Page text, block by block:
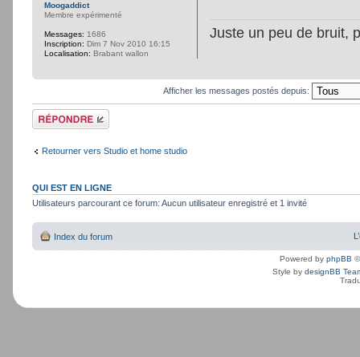
Juste un peu de bruit,
Moogaddict
Membre expérimenté
Messages: 1686
Inscription: Dim 7 Nov 2010 16:15
Localisation: Brabant wallon
Afficher les messages postés depuis:
Répondre
Retourner vers Studio et home studio
QUI EST EN LIGNE
Utilisateurs parcourant ce forum: Aucun utilisateur enregistré et 1 invité
Index du forum
Powered by phpBB
Style by designBB